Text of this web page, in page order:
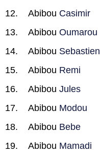
Abibou Casimir
Abibou Oumarou
Abibou Sebastien
Abibou Remi
Abibou Jules
Abibou Modou
Abibou Bebe
Abibou Mamadi